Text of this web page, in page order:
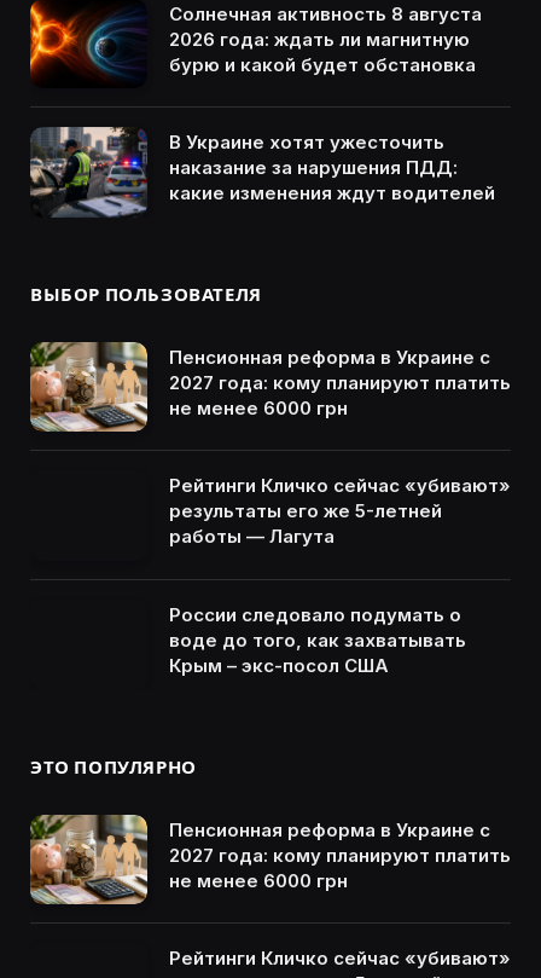
Солнечная активность 8 августа
2026 года: ждать ли магнитную
бурю и какой будет обстановка
В Украине хотят ужесточить
наказание за нарушения ПДД:
какие изменения ждут водителей
ВЫБОР ПОЛЬЗОВАТЕЛЯ
Пенсионная реформа в Украине с
2027 года: кому планируют платить
не менее 6000 грн
Рейтинги Кличко сейчас «убивают»
результаты его же 5-летней
работы — Лагута
России следовало подумать о
воде до того, как захватывать
Крым – экс-посол США
ЭТО ПОПУЛЯРНО
Пенсионная реформа в Украине с
2027 года: кому планируют платить
не менее 6000 грн
Рейтинги Кличко сейчас «убивают»